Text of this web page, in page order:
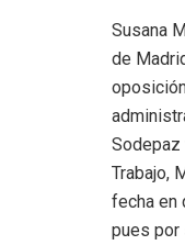
Susana
de
Sodepaz
Trabajo,
fecha en
pues por